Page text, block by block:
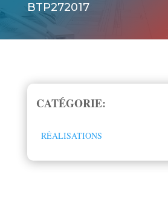
BTP272017
CATÉGORIE:
RÉALISATIONS